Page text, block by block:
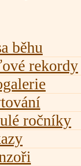
běhu
rekordy
ročníky